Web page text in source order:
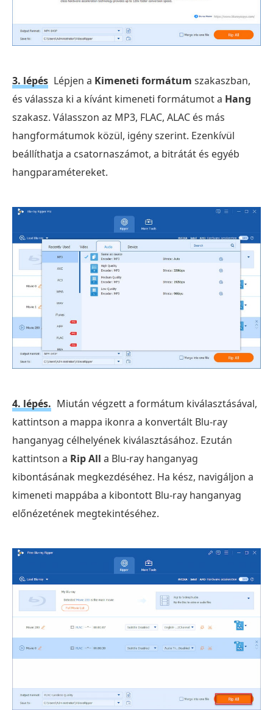
3. lépés Lépjen a Kimeneti formátum szakaszban,
és válassza ki a kívánt kimeneti formátumot a Hang
szakasz. Válasszon az MP3, FLAC, ALAC és más
hangformátumok közül, igény szerint. Ezenkívül
beállíthatja a csatornaszámot, a bitrátát és egyéb
hangparamétereket.
4. lépés. Miután végzett a formátum kiválasztásával,
kattintson a mappa ikonra a konvertált Blu-ray
hanganyag célhelyének kiválasztásához. Ezután
kattintson a Rip All a Blu-ray hanganyag
kibontásának megkezdéséhez. Ha kész, navigáljon a
kimeneti mappába a kibontott Blu-ray hanganyag
előnézetének megtekintéséhez.